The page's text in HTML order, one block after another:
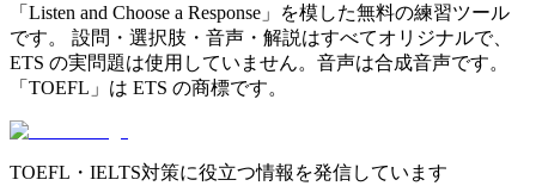
「Listen and Choose a Response」を模した無料の練習ツール
です。 設問・選択肢・音声・解説はすべてオリジナルで、
ETS の実問題は使用していません。音声は合成音声です。
「TOEFL」は ETS の商標です。
TOEFL・IELTS対策に役立つ情報を発信しています